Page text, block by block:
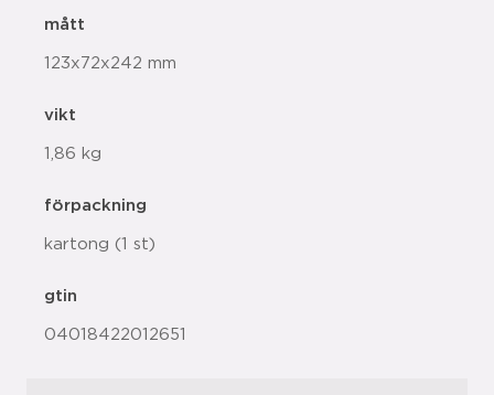
mått
123x72x242 mm
vikt
1,86 kg
förpackning
kartong (1 st)
gtin
04018422012651